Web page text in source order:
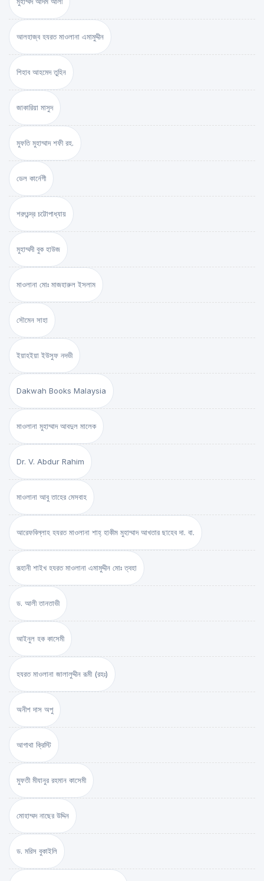
আলহাজ্ব হযরত মাওলানা এমামুদ্দীন
শিহাব আহমেদ তুহিন
জাকারিয়া মাসুদ
মুফতি মুহাম্মাদ শফী রহ.
ডেল কার্নেগী
শরৎচন্দ্র চট্টোপাধ্যায়
মুহাম্মদী বুক হাউজ
মাওলানা মোঃ মাজহারুল ইসলাম
সৌমেন সাহা
ইয়াহইয়া ইউসুফ নদভী
Dakwah Books Malaysia
মাওলানা মুহাম্মাদ আবদুল মালেক
Dr. V. Abdur Rahim
মাওলানা আবু তাহের মেসবাহ
আরেফবিল্লাহ হযরত মাওলানা শাহ্ হাকীম মুহাম্মাদ আখতার ছাহেব দা. বা.
রূহানী শাইখ হযরত মাওলানা এমামুদ্দীন মোঃ ত্বহা
ড. আলী তানতাভী
আইনুল হক কাসেমী
হযরত মাওলানা জালালুদ্দীন রূমী (রহঃ)
অনীশ দাস অপু
আগাথা ক্রিস্টি
মুফতী মীযানুর রহমান কাসেমী
মোহাম্মদ নাছের উদ্দিন
ড. মরিস বুকাইলি